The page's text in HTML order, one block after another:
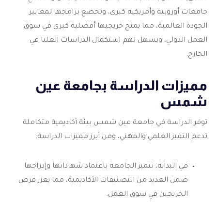
جامعات أوروبية وأمريكية كبرى، وتخضع برامجها لمعايير
الجودة العالمية، مما يمنح خريجيها أفضلية كبرى في سوق
العمل الدولي، ويسهل لهم استكمال الدراسات العليا في
الخارج.
مميزات الدراسة بجامعة عين
شمس
توفر الدراسة في جامعة عين شمس بيئة أكاديمية متكاملة
تدعم التميز العلمي والمهني، ومن أبرز مميزات الدراسة:
في البداية، تتميز الجامعة باعتماد شهاداتها وإدراجها
ضمن العديد من التصنيفات الأكاديمية، مما يعزز فرص
الخريجين في سوق العمل.